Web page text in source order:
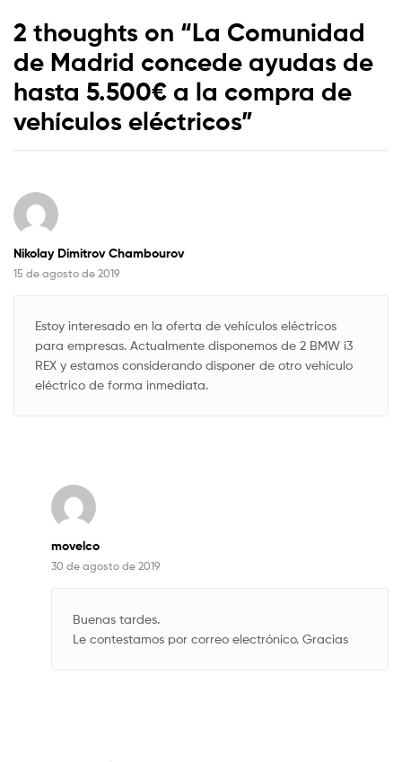
2 thoughts on “La Comunidad
de Madrid concede ayudas de
hasta 5.500€ a la compra de
vehículos eléctricos”
Nikolay Dimitrov Chambourov
15 de agosto de 2019
Estoy interesado en la oferta de vehículos eléctricos
para empresas. Actualmente disponemos de 2 BMW i3
REX y estamos considerando disponer de otro vehículo
eléctrico de forma inmediata.
movelco
30 de agosto de 2019
Buenas tardes.
Le contestamos por correo electrónico. Gracias